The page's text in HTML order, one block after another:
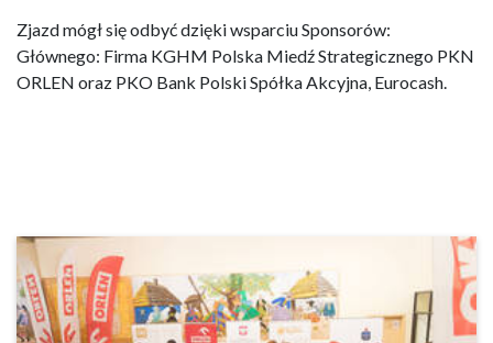
Zjazd mógł się odbyć dzięki wsparciu Sponsorów:
Głównego: Firma KGHM Polska Miedź Strategicznego PKN
ORLEN oraz PKO Bank Polski Spółka Akcyjna, Eurocash.